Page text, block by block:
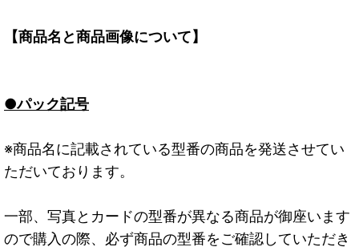
【商品名と商品画像について】
●パック記号
※商品名に記載されている型番の商品を発送させてい
ただいております。
一部、写真とカードの型番が異なる商品が御座います
ので購入の際、必ず商品の型番をご確認していただき